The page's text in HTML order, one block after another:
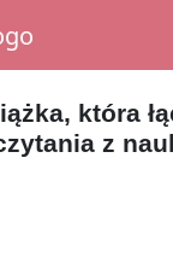
która
z